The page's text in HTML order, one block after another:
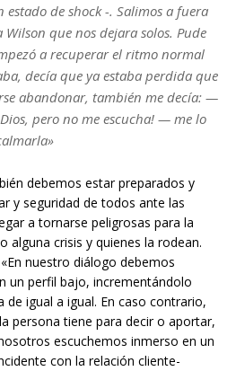
estado de shock -. Salimos a fuera
que nos dejara solos. Pude
a recuperar el ritmo normal
decía que ya estaba perdida que
abandonar, también me decía: —
pero no me escucha! — me lo
debemos estar preparados y
y seguridad de todos ante las
a tornarse peligrosas para la
alguna crisis y quienes la rodean.
nuestro diálogo debemos
un perfil bajo, incrementándolo
de igual a igual. En caso contrario,
persona tiene para decir o aportar,
escuchemos inmerso en un
con la relación cliente-